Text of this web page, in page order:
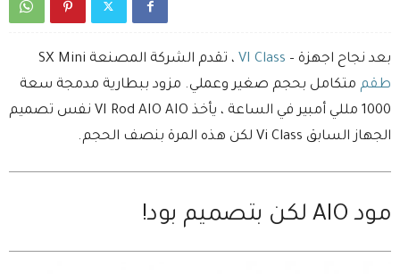
بعد نجاح اجهزة – VI Class ، تقدم الشركة المصنعة SX Mini
طقم متكامل بحجم صغير وعملي. مزود ببطارية مدمجة سعة
1000 مللي أمبير في الساعة ، يأخذ VI Rod AIO AIO نفس تصميم
الجهاز السابق Vi Class لكن هذه المرة بنصف الحجم.
مود AIO لكن بتصميم بود!